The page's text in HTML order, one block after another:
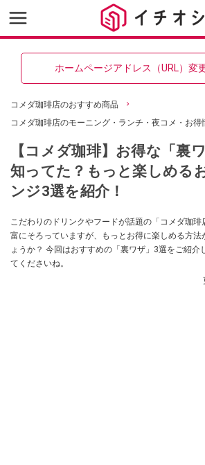
ホームページアドレス（URL）変
コメダ珈琲店のおすすめ商品
コメダ珈琲店のモーニング・ランチ・夜コメ・お得
【コメダ珈琲】お得な「裏
知ってた？もっと楽しめる
ンジ3選を紹介！
こだわりのドリンクやフードが話題の「コメダ珈琲
富にそろっていますが、もっとお得に楽しめる方法
ょうか？ 今回はおすすめの「裏ワザ」3選をご紹介
てくださいね。